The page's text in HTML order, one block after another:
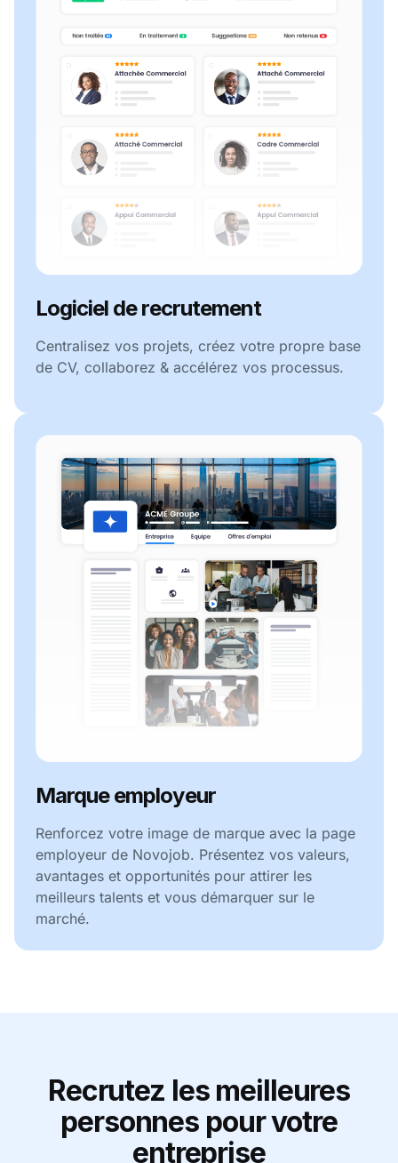
Logiciel de recrutement
Centralisez vos projets, créez votre propre base
de CV, collaborez & accélérez vos processus.
Marque employeur
Renforcez votre image de marque avec la page
employeur de Novojob. Présentez vos valeurs,
avantages et opportunités pour attirer les
meilleurs talents et vous démarquer sur le
marché.
Recrutez les meilleures
personnes pour votre
entreprise